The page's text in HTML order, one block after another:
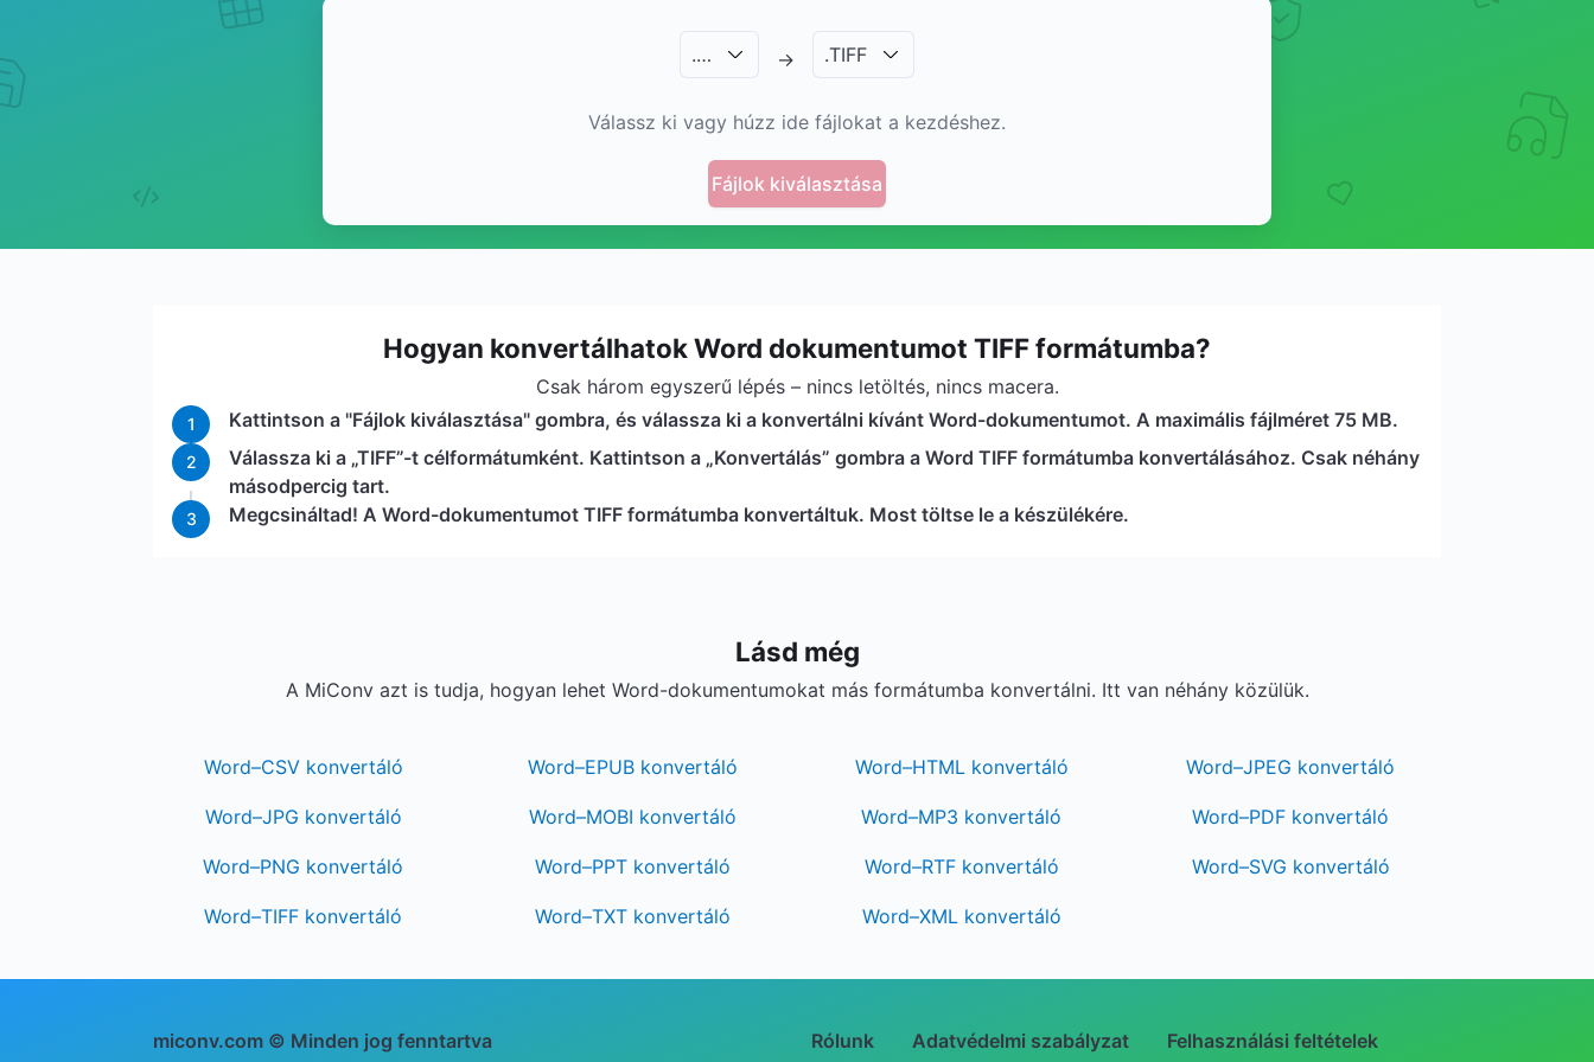
.… → .TIFF
Válassz ki vagy húzz ide fájlokat a kezdéshez.
Fájlok kiválasztása
Hogyan konvertálhatok Word dokumentumot TIFF formátumba?
Csak három egyszerű lépés – nincs letöltés, nincs macera.
1 Kattintson a "Fájlok kiválasztása" gombra, és válassza ki a konvertálni kívánt Word-dokumentumot. A maximális fájlméret 75 MB.
2
Válassza ki a „TIFF”-t célformátumként. Kattintson a „Konvertálás” gombra a Word TIFF formátumba konvertálásához. Csak néhány
másodpercig tart.
3 Megcsináltad! A Word-dokumentumot TIFF formátumba konvertáltuk. Most töltse le a készülékére.
Lásd még
A MiConv azt is tudja, hogyan lehet Word-dokumentumokat más formátumba konvertálni. Itt van néhány közülük.
Word–CSV konvertáló Word–EPUB konvertáló Word–HTML konvertáló Word–JPEG konvertáló
Word–JPG konvertáló Word–MOBI konvertáló Word–MP3 konvertáló Word–PDF konvertáló
Word–PNG konvertáló Word–PPT konvertáló Word–RTF konvertáló Word–SVG konvertáló
Word–TIFF konvertáló Word–TXT konvertáló Word–XML konvertáló
miconv.com © Minden jog fenntartva Rólunk Adatvédelmi szabályzat Felhasználási feltételek